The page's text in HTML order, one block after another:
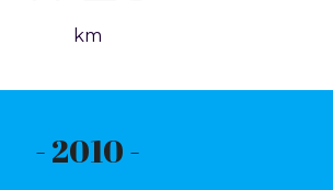
km
- 2010 -